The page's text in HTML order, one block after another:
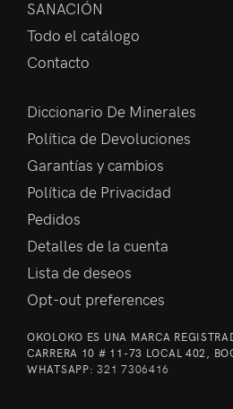
SANACIÓN
Todo el catálogo
Contacto
Diccionario De Minerales
Política de Devoluciones
Garantías y cambios
Política de Privacidad
Pedidos
Detalles de la cuenta
Lista de deseos
Opt-out preferences
OKOLOKO ES UNA MARCA
CARRERA 10 # 11-73 LOCAL 402,
WHATSAPP:321 7306416